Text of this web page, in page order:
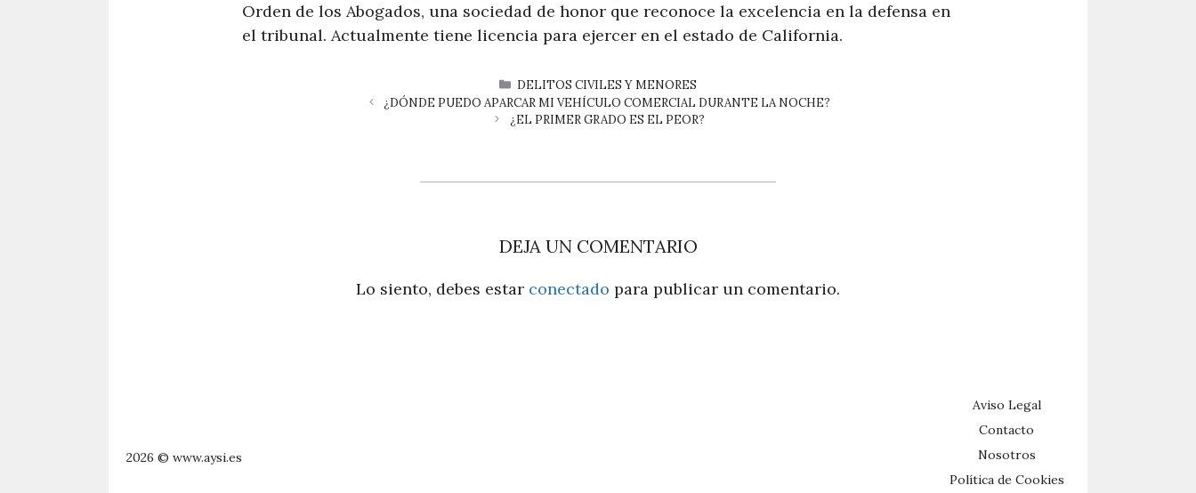
Orden de los Abogados, una sociedad de honor que reconoce la excelencia en la defensa en
el tribunal. Actualmente tiene licencia para ejercer en el estado de California.
CATEGORÍAS
DELITOS CIVILES Y MENORES
¿DÓNDE PUEDO APARCAR MI VEHÍCULO COMERCIAL DURANTE LA NOCHE?
¿EL PRIMER GRADO ES EL PEOR?
DEJA UN COMENTARIO
Lo siento, debes estar conectado para publicar un comentario.
Aviso Legal
Contacto
Nosotros
Política de Cookies
2026 © www.aysi.es